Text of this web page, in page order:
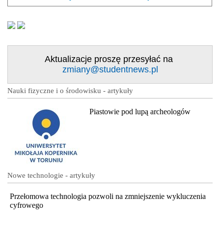
Aktualizacje proszę przesyłać na
zmiany@studentnews.pl
Nauki fizyczne i o środowisku - artykuły
Piastowie pod lupą archeologów
Nowe technologie - artykuły
Przełomowa technologia pozwoli na zmniejszenie wykluczenia
cyfrowego